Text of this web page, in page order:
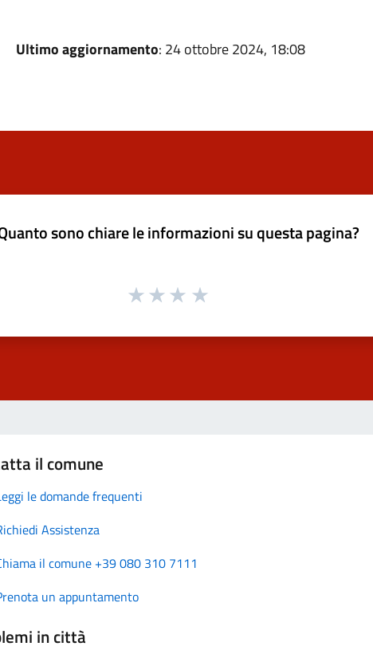
Ultimo aggiornamento: 24 ottobre 2024, 18:08
sono chiare le informazioni su questa pagina?
il comune
le domande frequenti
Assistenza
il comune +39 080 310 7111
un appuntamento
in città